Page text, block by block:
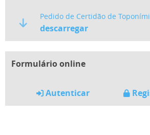
Pedido de Certidão de
descarregar
Formulário online
Autenticar